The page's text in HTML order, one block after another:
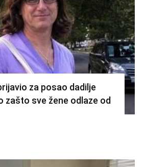
za posao dadilje
zašto sve žene odlaze od